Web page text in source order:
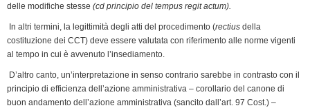
delle modifiche stesse (cd principio del tempus regit actum).
In altri termini, la legittimità degli atti del procedimento (rectius della
costituzione dei CCT) deve essere valutata con riferimento alle norme vigenti
al tempo in cui è avvenuto l’insediamento.
D’altro canto, un’interpretazione in senso contrario sarebbe in contrasto con il
principio di efficienza dell’azione amministrativa – corollario del canone di
buon andamento dell’azione amministrativa (sancito dall’art. 97 Cost.) –